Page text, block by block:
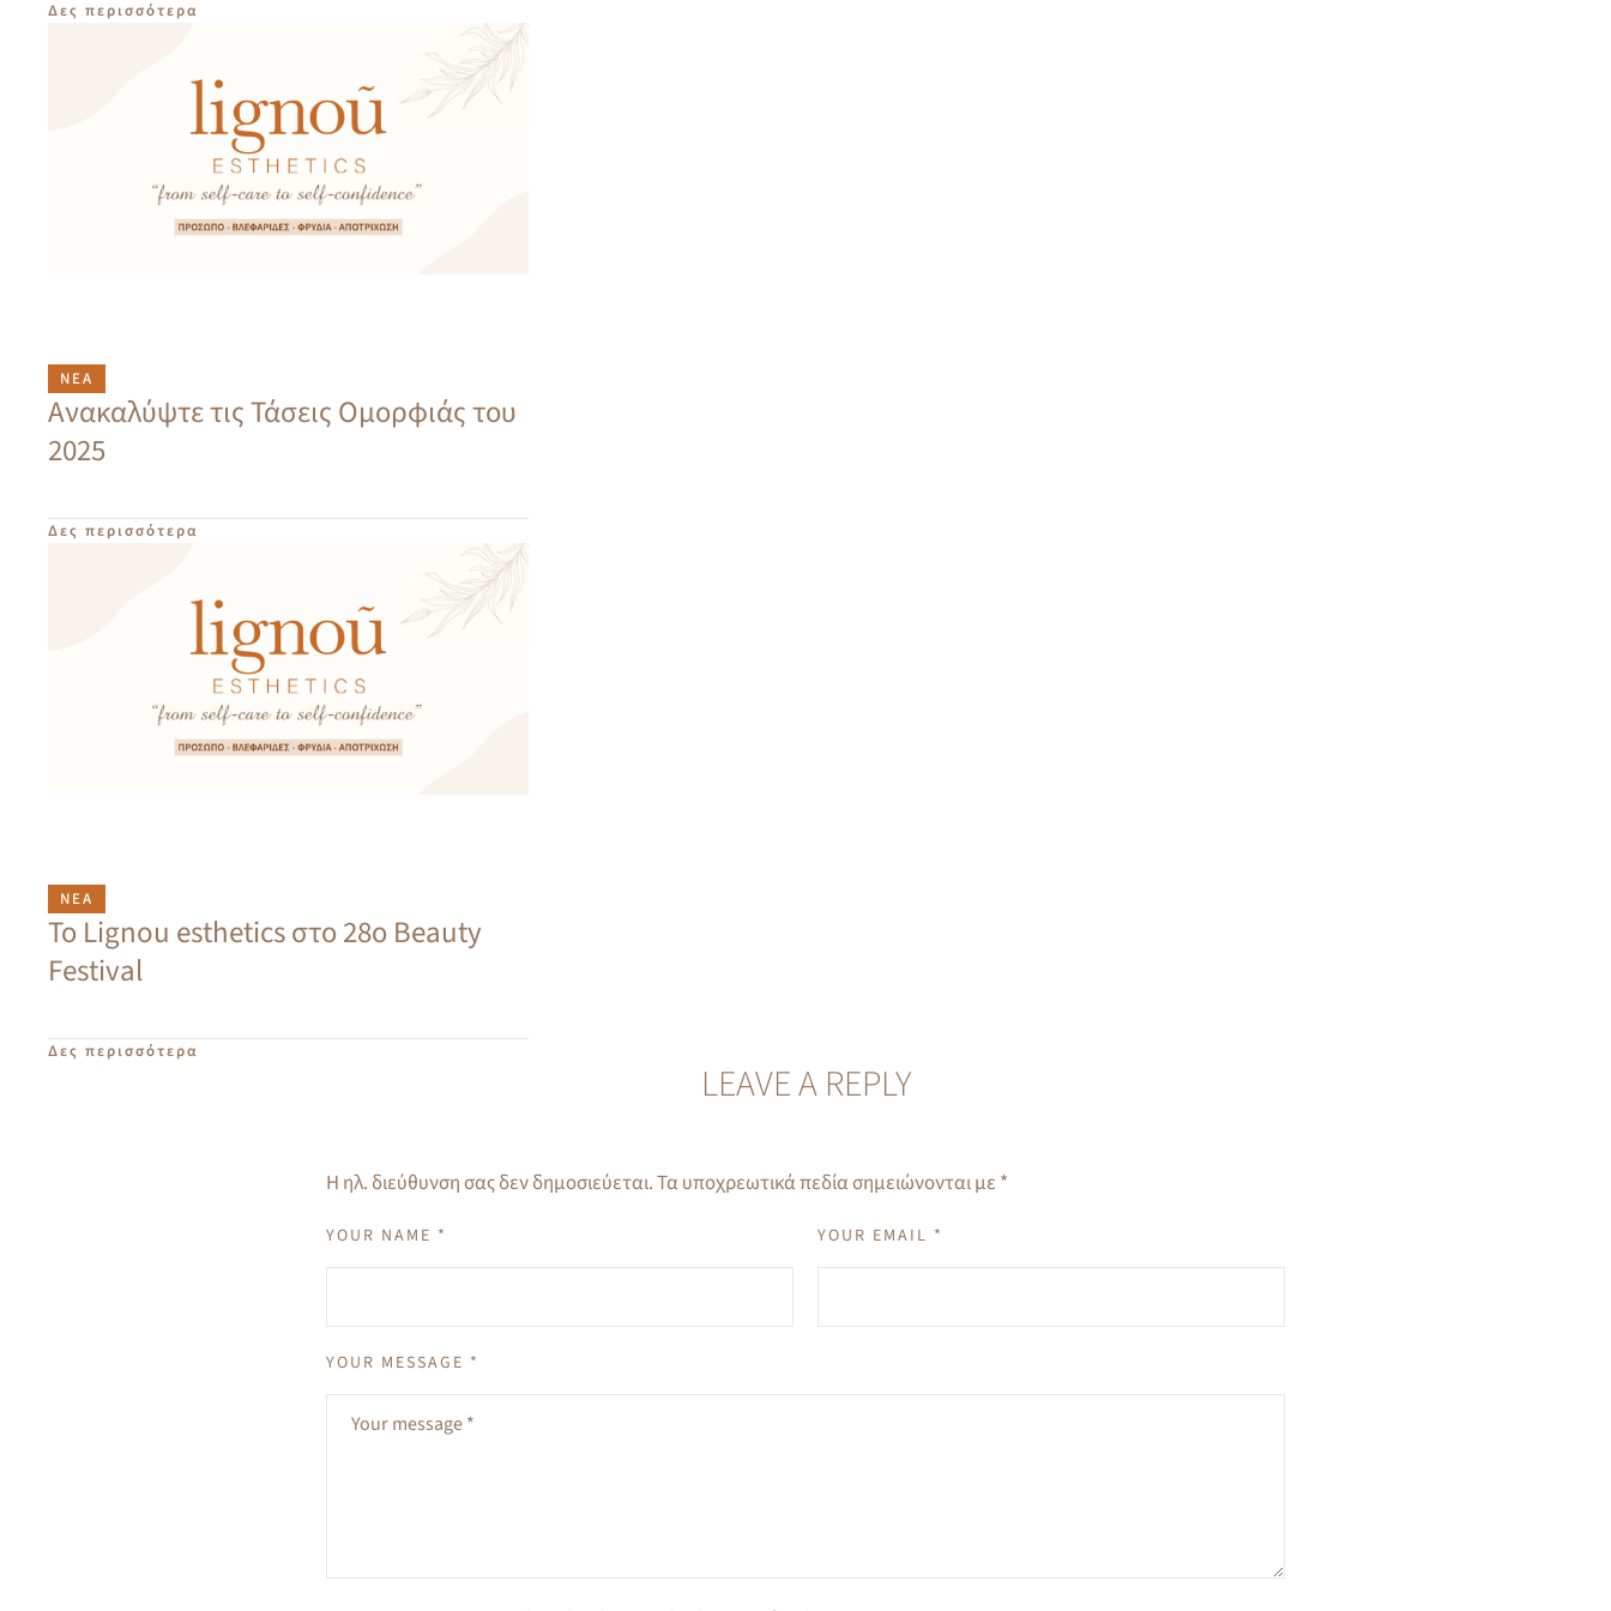
Δες περισσότερα
ΝΈΑ
Ανακαλύψτε τις Τάσεις Ομορφιάς του
2025
Δες περισσότερα
ΝΈΑ
Το Lignou esthetics στο 28ο Beauty
Festival
Δες περισσότερα
LEAVE A REPLY
Η ηλ. διεύθυνση σας δεν δημοσιεύεται.Τα υποχρεωτικά πεδία σημειώνονται με *
YOUR MESSAGE *
YOUR NAME * YOUR EMAIL *